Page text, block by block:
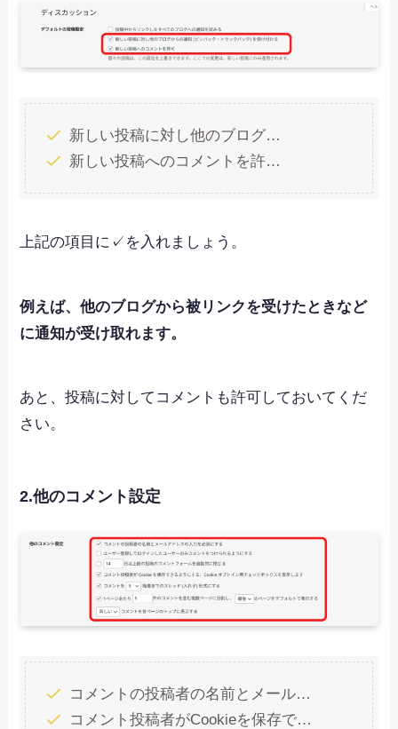
新しい投稿に対し他のブログ…
新しい投稿へのコメントを許…
上記の項目に✓を入れましょう。
例えば、他のブログから被リンクを受けたときなど
に通知が受け取れます。
あと、投稿に対してコメントも許可しておいてくだ
さい。
2.他のコメント設定
コメントの投稿者の名前とメール…
コメント投稿者がCookieを保存で…